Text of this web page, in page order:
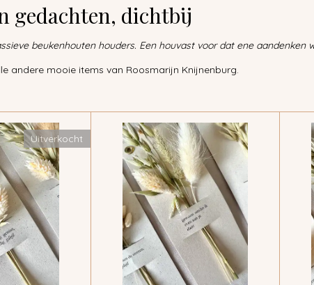
gedachten, dichtbij
beukenhouten houders. Een houvast voor dat ene aandenken
andere mooie items van Roosmarijn Knijnenburg.
Uitverkocht